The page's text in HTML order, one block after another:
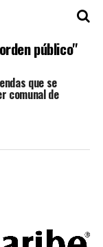
público"
que se
comunal de